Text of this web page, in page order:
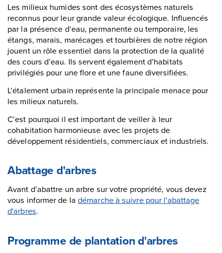
Les milieux humides sont des écosystèmes naturels
reconnus pour leur grande valeur écologique. Influencés
par la présence d’eau, permanente ou temporaire, les
étangs, marais, marécages et tourbières de notre région
jouent un rôle essentiel dans la protection de la qualité
des cours d’eau. Ils servent également d’habitats
privilégiés pour une flore et une faune diversifiées.
L’étalement urbain représente la principale menace pour
les milieux naturels.
C’est pourquoi il est important de veiller à leur
cohabitation harmonieuse avec les projets de
développement résidentiels, commerciaux et industriels.
Abattage d'arbres
Avant d’abattre un arbre sur votre propriété, vous devez
vous informer de la démarche à suivre pour l'abattage
d'arbres.
Programme de plantation d'arbres